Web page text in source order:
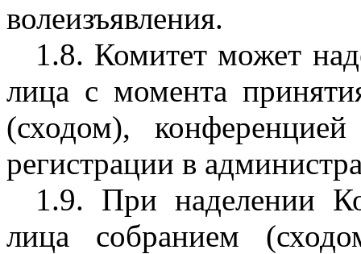
волеизъявления.
1.8. Комитет может
лица с момента
(сходом),
регистрации в
1.9. При наделении
лица собранием